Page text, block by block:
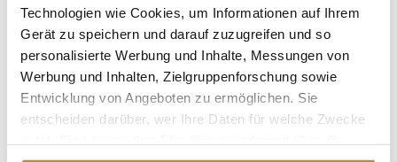
Technologien wie Cookies, um Informationen auf Ihrem
Gerät zu speichern und darauf zuzugreifen und so
personalisierte Werbung und Inhalte, Messungen von
Werbung und Inhalten, Zielgruppenforschung sowie
Entwicklung von Angeboten zu ermöglichen. Sie
entscheiden darüber, wer Ihre Daten für welche Zwecke
Seite 1 / 11 WEITER